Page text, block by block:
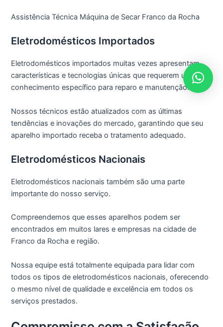
Assistência Técnica Máquina de Secar Franco da Rocha
Eletrodomésticos Importados
Eletrodomésticos importados muitas vezes apresentam
características e tecnologias únicas que requerem um
conhecimento específico para reparo e manutenção.
Nossos técnicos estão atualizados com as últimas
tendências e inovações do mercado, garantindo que seu
aparelho importado receba o tratamento adequado.
Eletrodomésticos Nacionais
Eletrodomésticos nacionais também são uma parte
importante do nosso serviço.
Compreendemos que esses aparelhos podem ser
encontrados em muitos lares e empresas na cidade de
Franco da Rocha e região.
Nossa equipe está totalmente equipada para lidar com
todos os tipos de eletrodomésticos nacionais, oferecendo
o mesmo nível de qualidade e excelência em todos os
serviços prestados.